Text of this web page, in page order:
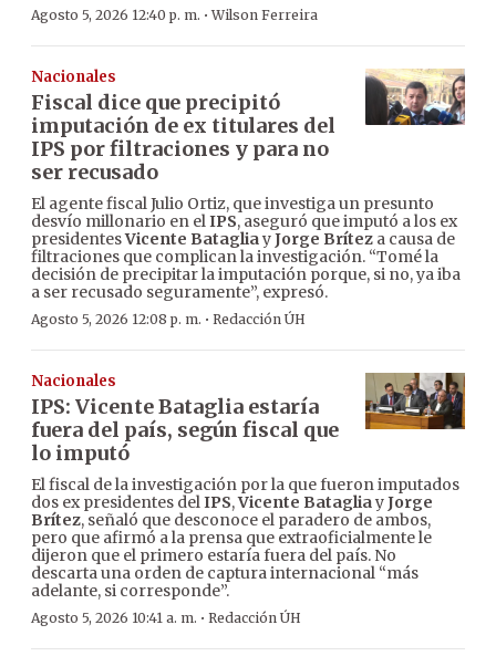
Agosto 5, 2026 12:40 p. m. ·Wilson Ferreira
Nacionales
Fiscal dice que precipitó
imputación de ex titulares del
IPS por filtraciones y para no
ser recusado
El agente fiscal Julio Ortiz, que investiga un presunto
desvío millonario en elIPS, aseguró que imputó a los ex
presidentesVicente BatagliayJorge Brítez a causa de
filtraciones que complican la investigación. “Tomé la
decisión de precipitar la imputación porque, si no, ya iba
a ser recusado seguramente”, expresó.
Agosto 5, 2026 12:08 p. m. · Redacción ÚH
Nacionales
IPS: Vicente Bataglia estaría
fuera del país, según fiscal que
lo imputó
El fiscal de la investigación por la que fueron imputados
dos ex presidentes delIPS,Vicente BatagliayJorge
Brítez, señaló que desconoce el paradero de ambos,
pero que afirmó a la prensa que extraoficialmente le
dijeron que el primero estaría fuera del país. No
descarta una orden de captura internacional “más
adelante, si corresponde”.
Agosto 5, 2026 10:41 a. m. · Redacción ÚH